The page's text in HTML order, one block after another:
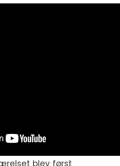
blev først